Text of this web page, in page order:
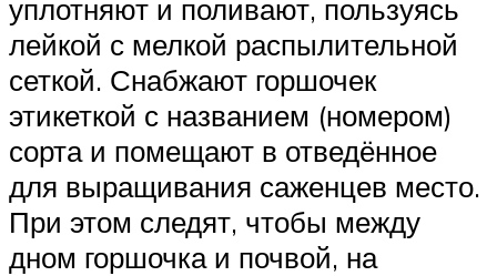
уплотняют и поливают, пользуясь
лейкой с мелкой распылительной
сеткой. Снабжают горшочек
этикеткой с названием (номером)
сорта и помещают в отведённое
для выращивания саженцев место.
При этом следят, чтобы между
дном горшочка и почвой, на